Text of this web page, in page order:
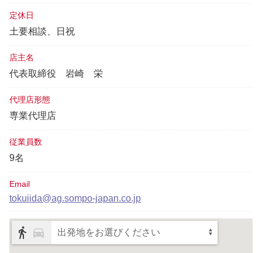
定休日
土要相談、日祝
店主名
代表取締役 岩崎 栄
代理店形態
専業代理店
従業員数
9名
Email
tokuiida@ag.sompo-japan.co.jp
出発地をお選びください